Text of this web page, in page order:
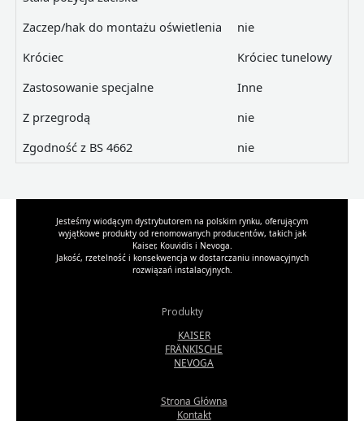
Zaczep/hak do montażu oświetlenia
nie
Króciec
Króciec tunelowy
Zastosowanie specjalne
Inne
Z przegrodą
nie
Zgodność z BS 4662
nie
Jesteśmy wiodącym dystrybutorem na polskim rynku, oferującym
wyjątkowe produkty od renomowanych producentów, takich jak
Kaiser, Kouvidis i Nevoga.
Jakość, rzetelność i konsekwencja w dostarczaniu innowacyjnych
rozwiązań instalacyjnych.
Produkty
KAISER
FRÄNKISCHE
NEVOGA
Strona Główna
Kontakt